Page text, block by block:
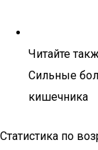
Читайте
Сильные
кишечника
Статистика по